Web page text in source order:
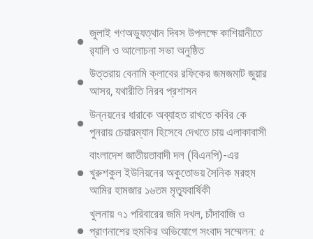
জুলাই গণঅভ্যুত্থান দিবস উপলক্ষে কাশিয়ানীতে
র‍্যালি ও আলোচনা সভা অনুষ্ঠিত
উত্তরায় বেনামি ক্লাবের রফিকের জমজমাট জুয়ার
আসর, যথারীতি নিরব প্রশাসন
উন্নয়নের ধারাকে অব্যাহত রাখতে কবির কে
পুনরায় চেয়ারম্যান হিসেবে দেখতে চায় এলাকাবাসী
বাংলাদেশ জাতীয়তাবাদী দল (বিএনপি)-এর
খুরুশকুল ইউনিয়নের অকুতোভয় সৈনিক মরহুম
আমির হামজার ১৬তম মৃত্যুবার্ষিকী
খুলনায় ৭১ পরিবারের জমি দখল, চাঁদাবাজি ও
প্রাণনাশের হুমকির অভিযোগে সংবাদ সম্মেলন: ৫